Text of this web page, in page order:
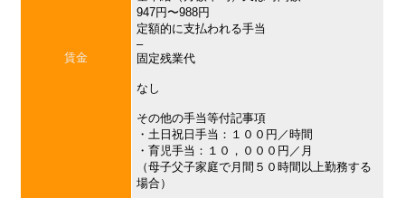
賃金
947円〜988円
定額的に支払われる手当
–
固定残業代
なし
その他の手当等付記事項
・土日祝日手当：１００円／時間
・育児手当：１０，０００円／月
（母子父子家庭で月間５０時間以上勤務する
場合）